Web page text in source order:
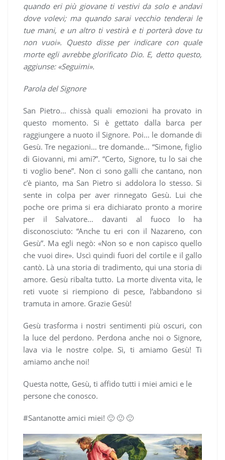
quando eri più giovane ti vestivi da solo e andavi
dove volevi; ma quando sarai vecchio tenderai le
tue mani, e un altro ti vestirà e ti porterà dove tu
non vuoi». Questo disse per indicare con quale
morte egli avrebbe glorificato Dio. E, detto questo,
aggiunse: «Seguimi».
Parola del Signore
San Pietro… chissà quali emozioni ha provato in
questo momento. Si è gettato dalla barca per
raggiungere a nuoto il Signore. Poi… le domande di
Gesù. Tre negazioni… tre domande… “Simone, figlio
di Giovanni, mi ami?”. “Certo, Signore, tu lo sai che
ti voglio bene”. Non ci sono galli che cantano, non
c’è pianto, ma San Pietro si addolora lo stesso. Si
sente in colpa per aver rinnegato Gesù. Lui che
poche ore prima si era dichiarato pronto a morire
per il Salvatore… davanti al fuoco lo ha
disconosciuto: “Anche tu eri con il Nazareno, con
Gesù”. Ma egli negò: «Non so e non capi­sco quello
che vuoi dire». Uscì quindi fuori del cortile e il gallo
cantò. Là una storia di tradimento, qui una storia di
amore. Gesù ribalta tutto. La morte diventa vita, le
reti vuote si riempiono di pesce, l’abbandono si
tramuta in amore. Grazie Gesù!
Gesù trasforma i nostri sentimenti più oscuri, con
la luce del perdono. Perdona anche noi o Signore,
lava via le nostre colpe. Sì, ti amiamo Gesù! Ti
amiamo anche noi!
Questa notte, Gesù, ti affido tutti i miei amici e le
persone che conosco.
#Santanotte amici miei! 🙂 🙂 🙂